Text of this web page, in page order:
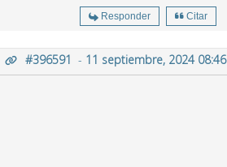
Responder Citar
#396591 - 11 septiembre, 2024 08:46